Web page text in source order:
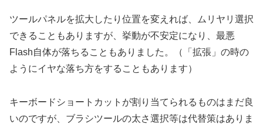
ツールパネルを拡大したり位置を変えれば、ムリヤリ選択
できることもありますが、挙動が不安定になり、最悪
Flash自体が落ちることもありました。（「拡張」の時の
ようにイヤな落ち方をすることもあります）
キーボードショートカットが割り当てられるものはまだ良
いのですが、ブラシツールの太さ選択等は代替策はありま